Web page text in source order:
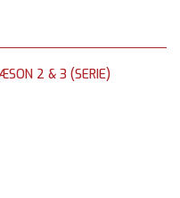
2 & 3 (SERIE)